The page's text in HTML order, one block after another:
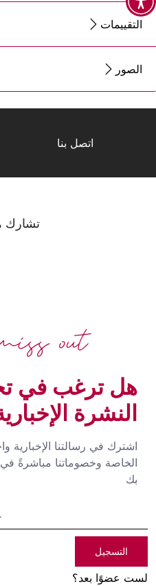
التقييمات
الصور
اتصل بنا
تشارك
هل ترغب في
النشرة
اشترك في رسالتنا
الخاصة وخصوماتنا مباشرةً
بك
التسجيل
لست عضوًا بعد؟
out